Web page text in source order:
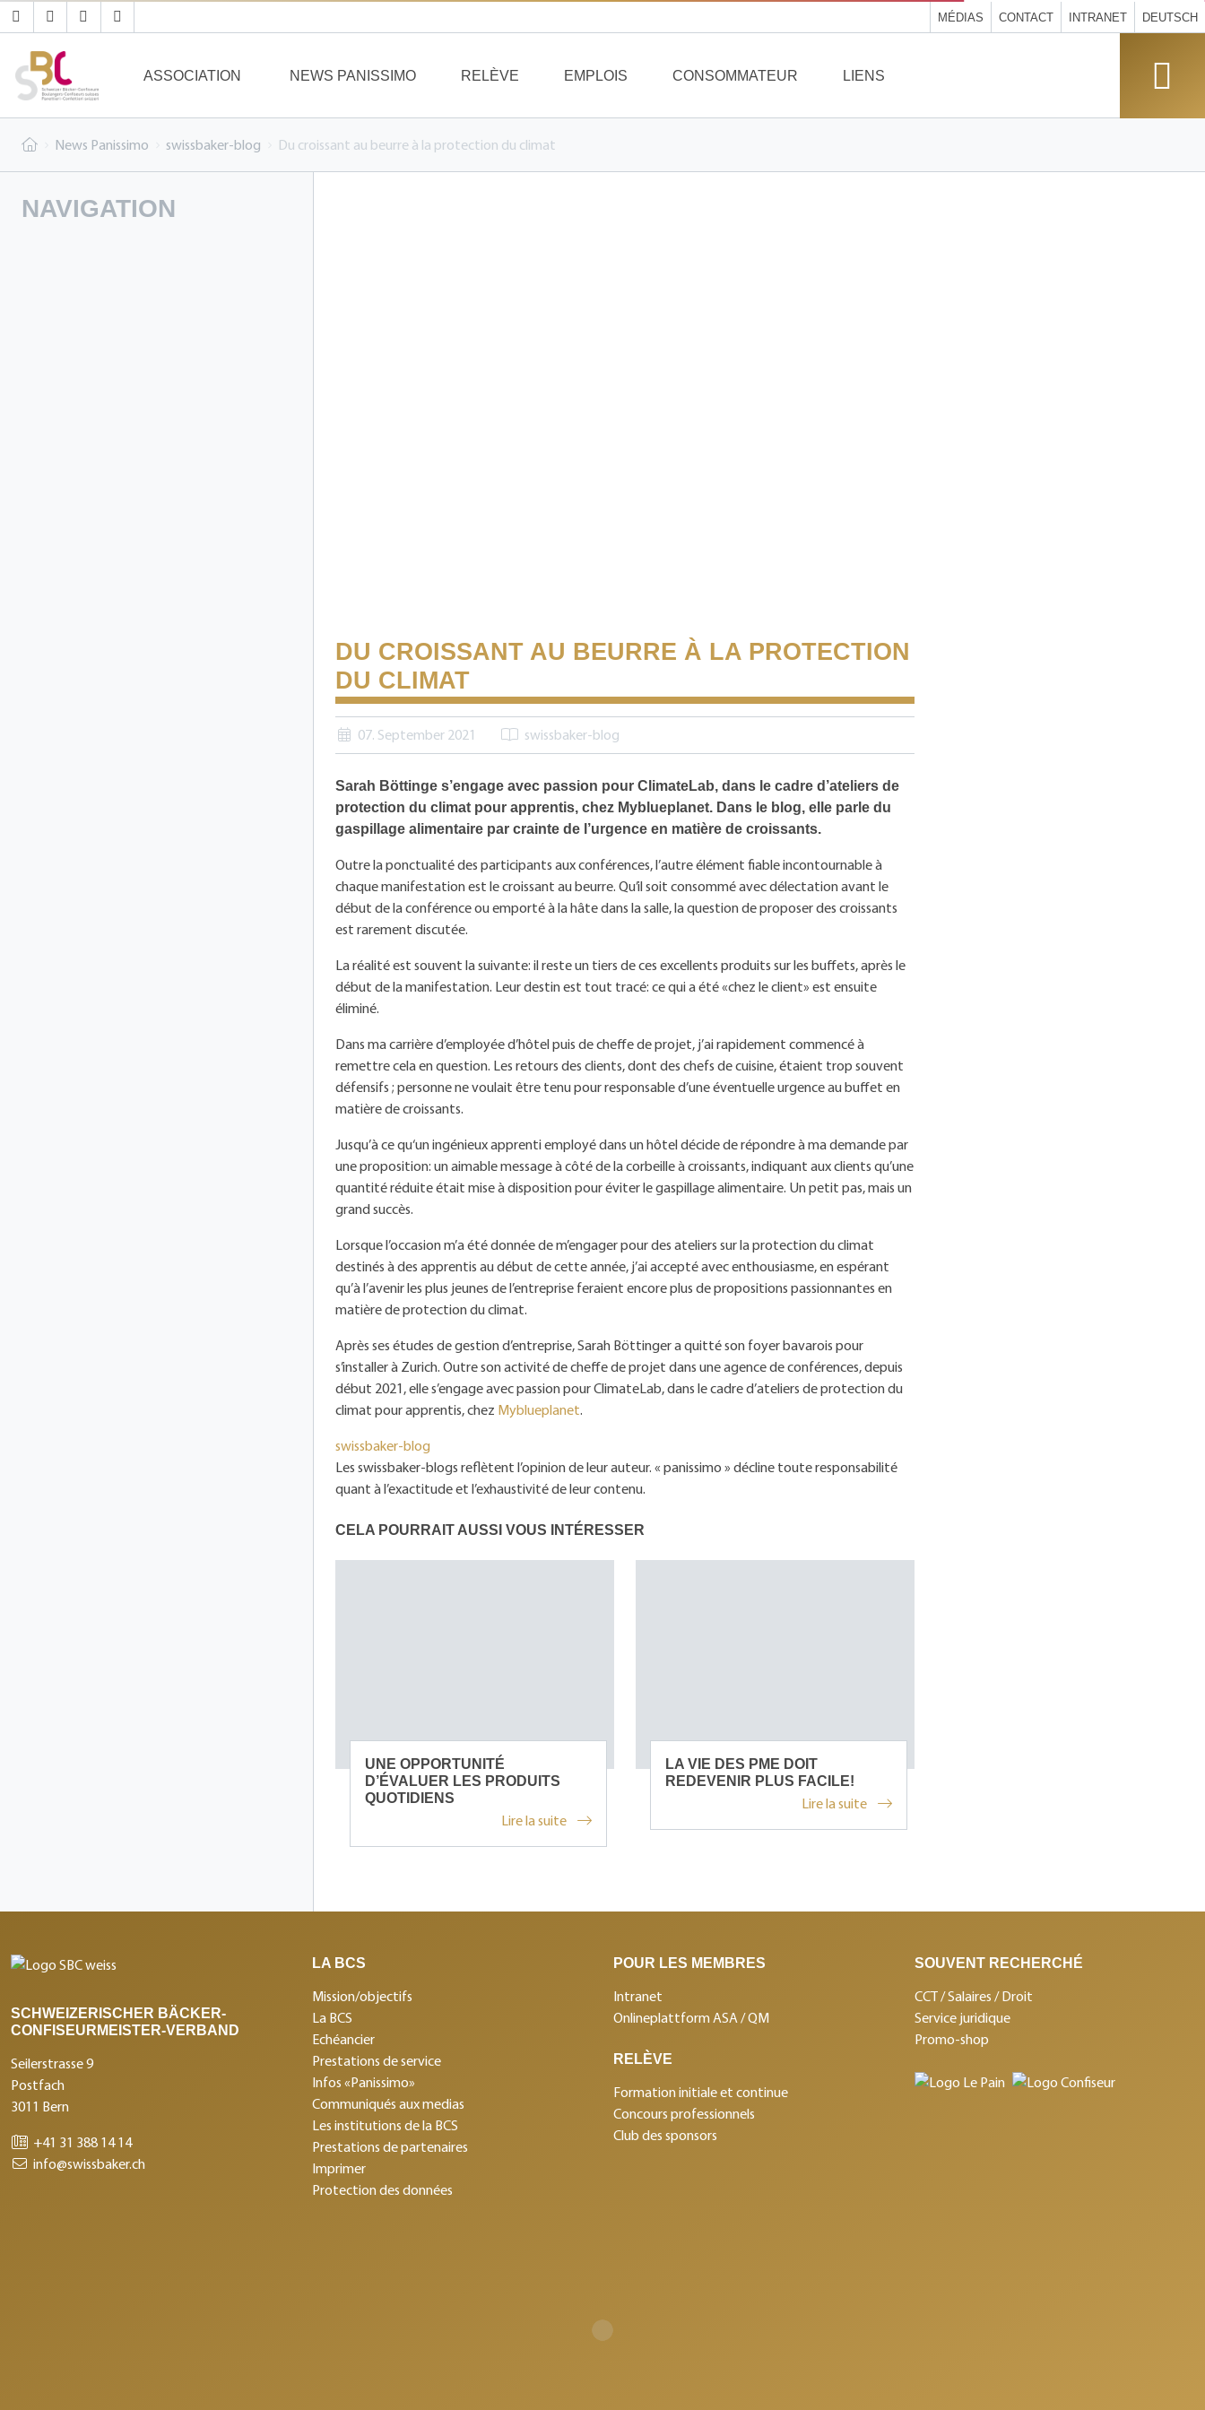
MÉDIAS CONTACT INTRANET DEUTSCH
ASSOCIATION NEWS PANISSIMO RELÈVE EMPLOIS CONSOMMATEUR LIENS
News Panissimo swissbaker-blog Du croissant au beurre à la protection du climat
NAVIGATION
DU CROISSANT AU BEURRE À LA PROTECTION
DU CLIMAT
07. September 2021 swissbaker-blog
Sarah Böttinge s’engage avec passion pour ClimateLab, dans le cadre d’ateliers de
protection du climat pour apprentis, chez Myblueplanet. Dans le blog, elle parle du
gaspillage alimentaire par crainte de l’urgence en matière de croissants.
Outre la ponctualité des participants aux conférences, l’autre élément fiable incontournable à
chaque manifestation est le croissant au beurre. Qu’il soit consommé avec délectation avant le
début de la conférence ou emporté à la hâte dans la salle, la question de proposer des croissants
est rarement discutée.
La réalité est souvent la suivante: il reste un tiers de ces excellents produits sur les buffets, après le
début de la manifestation. Leur destin est tout tracé: ce qui a été «chez le client» est ensuite
éliminé.
Dans ma carrière d’employée d’hôtel puis de cheffe de projet, j’ai rapidement commencé à
remettre cela en question. Les retours des clients, dont des chefs de cuisine, étaient trop souvent
défensifs ; personne ne voulait être tenu pour responsable d’une éventuelle urgence au buffet en
matière de croissants.
Jusqu’à ce qu‘un ingénieux apprenti employé dans un hôtel décide de répondre à ma demande par
une proposition: un aimable message à côté de la corbeille à croissants, indiquant aux clients qu’une
quantité réduite était mise à disposition pour éviter le gaspillage alimentaire. Un petit pas, mais un
grand succès.
Lorsque l’occasion m’a été donnée de m’engager pour des ateliers sur la protection du climat
destinés à des apprentis au début de cette année, j’ai accepté avec enthousiasme, en espérant
qu’à l’avenir les plus jeunes de l’entreprise feraient encore plus de propositions passionnantes en
matière de protection du climat.
Après ses études de gestion d’entreprise, Sarah Böttinger a quitté son foyer bavarois pour
s’installer à Zurich. Outre son activité de cheffe de projet dans une agence de conférences, depuis
début 2021, elle s’engage avec passion pour ClimateLab, dans le cadre d’ateliers de protection du
climat pour apprentis, chez Myblueplanet.
swissbaker-blog
Les swissbaker-blogs reflètent l’opinion de leur auteur. « panissimo » décline toute responsabilité
quant à l’exactitude et l’exhaustivité de leur contenu.
CELA POURRAIT AUSSI VOUS INTÉRESSER
UNE OPPORTUNITÉ
D’ÉVALUER LES PRODUITS
QUOTIDIENS
Lire la suite
LA VIE DES PME DOIT
REDEVENIR PLUS FACILE!
Lire la suite
SCHWEIZERISCHER BÄCKER-
CONFISEURMEISTER-VERBAND
Seilerstrasse 9
Postfach
3011 Bern
+41 31 388 14 14
info@swissbaker.ch
LA BCS
Mission/objectifs
La BCS
Echéancier
Prestations de service
Infos «Panissimo»
Communiqués aux medias
Les institutions de la BCS
Prestations de partenaires
Imprimer
Protection des données
POUR LES MEMBRES
Intranet
Onlineplattform ASA / QM
RELÈVE
Formation initiale et continue
Concours professionnels
Club des sponsors
SOUVENT RECHERCHÉ
CCT / Salaires / Droit
Service juridique
Promo-shop